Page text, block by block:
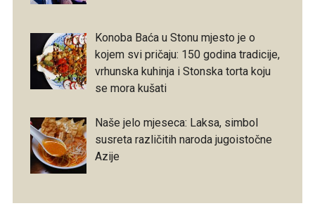
Konoba Baća u Stonu mjesto je o
kojem svi pričaju: 150 godina tradicije,
vrhunska kuhinja i Stonska torta koju
se mora kušati
Naše jelo mjeseca: Laksa, simbol
susreta različitih naroda jugoistočne
Azije